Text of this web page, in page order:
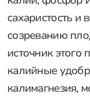
сахаристость и
созреванию
источник
калийные
калимагнезия,